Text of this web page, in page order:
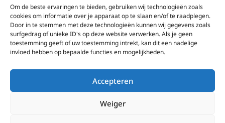
Om de beste ervaringen te bieden, gebruiken wij technologieën zoals
cookies om informatie over je apparaat op te slaan en/of te raadplegen.
Door in te stemmen met deze technologieën kunnen wij gegevens zoals
surfgedrag of unieke ID's op deze website verwerken. Als je geen
toestemming geeft of uw toestemming intrekt, kan dit een nadelige
invloed hebben op bepaalde functies en mogelijkheden.
Accepteren
Weiger
Wonen
Info
Contacteer ons